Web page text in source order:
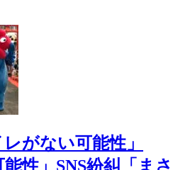
がない可能性」
能性」SNS紛糾「まさ